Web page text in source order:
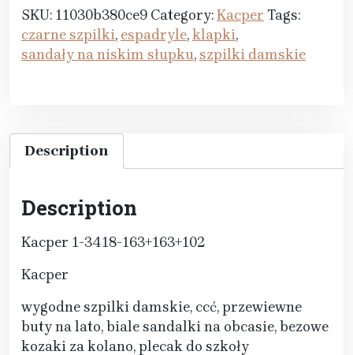
SKU: 11030b380ce9 Category:Kacper Tags:
czarne szpilki, espadryle,klapki,
sandały na niskim słupku,szpilki damskie
Description
Description
Kacper 1-3418-163+163+102
Kacper
wygodne szpilki damskie, ccć, przewiewne
buty na lato, biale sandalki na obcasie, bezowe
kozaki za kolano, plecak do szkoły